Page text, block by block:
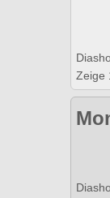
Zeige